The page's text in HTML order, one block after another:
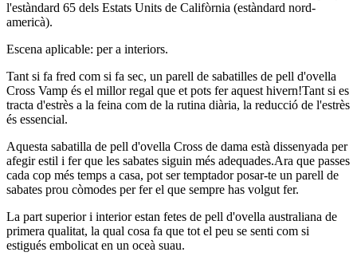
l'estàndard 65 dels Estats Units de Califòrnia (estàndard nord-
americà).
Escena aplicable: per a interiors.
Tant si fa fred com si fa sec, un parell de sabatilles de pell d'ovella
Cross Vamp és el millor regal que et pots fer aquest hivern!Tant si es
tracta d'estrès a la feina com de la rutina diària, la reducció de l'estrès
és essencial.
Aquesta sabatilla de pell d'ovella Cross de dama està dissenyada per
afegir estil i fer que les sabates siguin més adequades.Ara que passes
cada cop més temps a casa, pot ser temptador posar-te un parell de
sabates prou còmodes per fer el que sempre has volgut fer.
La part superior i interior estan fetes de pell d'ovella australiana de
primera qualitat, la qual cosa fa que tot el peu se senti com si
estigués embolicat en un oceà suau.